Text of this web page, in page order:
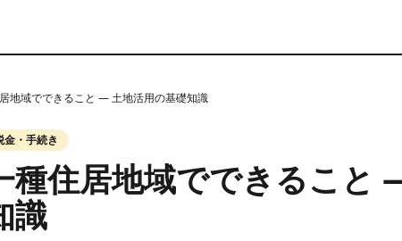
地域でできること — 土地活用の基礎知識
金・手続き
種住居地域でできること
識